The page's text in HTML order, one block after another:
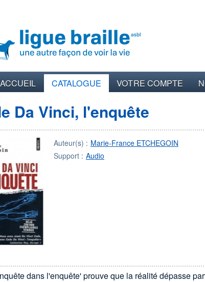
ACCUEIL CATALOGUE VOTRE COMPTE
Da Vinci, l'enquête
Auteur(s) : Marie-France ETCHEGOIN
Support : Audio
dans l'enquête' prouve que la réalité dépasse